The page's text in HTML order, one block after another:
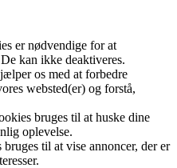
er nødvendige for at
kan ikke deaktiveres.
os med at forbedre
websted(er) og forstå,
bruges til at huske dine
oplevelse.
bruges til at vise annoncer, der er